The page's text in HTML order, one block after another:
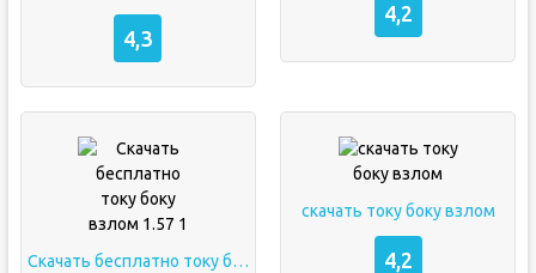
4,3
4,2
Скачать бесплатно току боку взлом 1.57 1
скачать току боку взлом
4,2